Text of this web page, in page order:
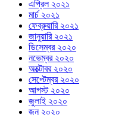
এপ্রিল ২০২১
মার্চ ২০২১
ফেব্রুয়ারি ২০২১
জানুয়ারি ২০২১
ডিসেম্বর ২০২০
নভেম্বর ২০২০
অক্টোবর ২০২০
সেপ্টেম্বর ২০২০
আগস্ট ২০২০
জুলাই ২০২০
জুন ২০২০